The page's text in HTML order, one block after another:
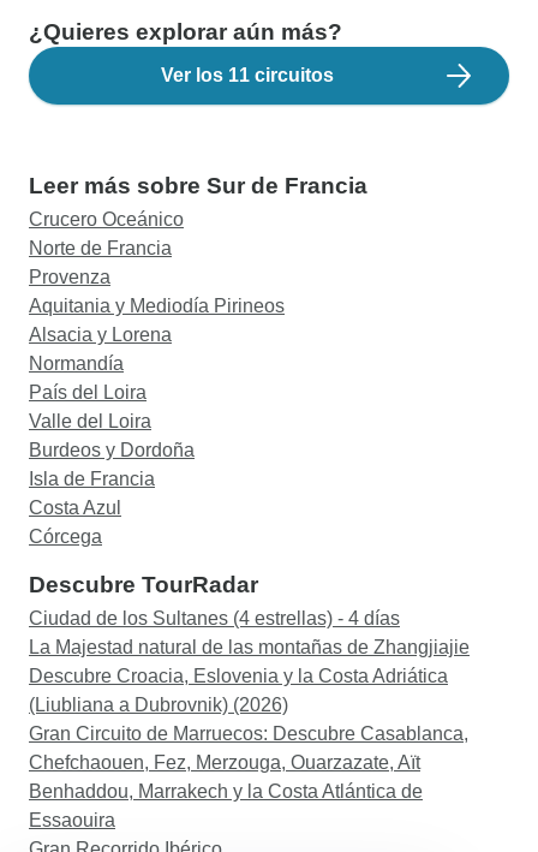
¿Quieres explorar aún más?
Ver los 11 circuitos
Leer más sobre Sur de Francia
Crucero Oceánico
Norte de Francia
Provenza
Aquitania y Mediodía Pirineos
Alsacia y Lorena
Normandía
País del Loira
Valle del Loira
Burdeos y Dordoña
Isla de Francia
Costa Azul
Córcega
Descubre TourRadar
Ciudad de los Sultanes (4 estrellas) - 4 días
La Majestad natural de las montañas de Zhangjiajie
Descubre Croacia, Eslovenia y la Costa Adriática
(Liubliana a Dubrovnik) (2026)
Gran Circuito de Marruecos: Descubre Casablanca,
Chefchaouen, Fez, Merzouga, Ouarzazate, Aït
Benhaddou, Marrakech y la Costa Atlántica de
Essaouira